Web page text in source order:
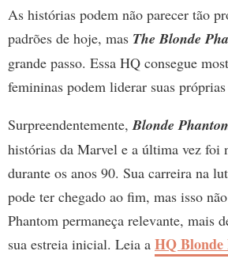
As histórias podem não parecer tão
padrões de hoje, mas The Blonde
grande passo. Essa HQ consegue
femininas podem liderar suas próprias
Surpreendentemente,Blonde
histórias da Marvel e a última vez foi
durante os anos 90. Sua carreira na
pode ter chegado ao fim, mas isso
Phantom permaneça relevante, mais
sua estreia inicial. Leia a HQ Blonde